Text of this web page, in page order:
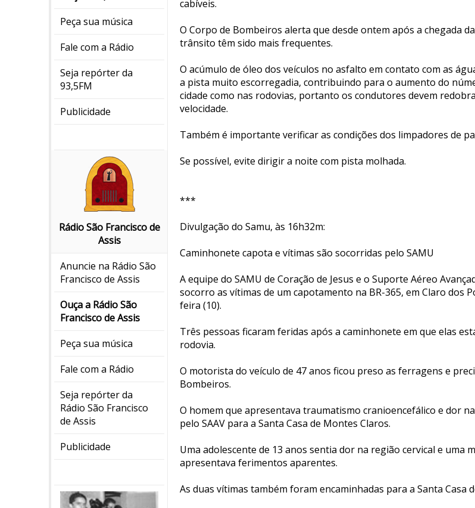
Peça sua música
Fale com a Rádio
Seja repórter da
93,5FM
Publicidade
Rádio São Francisco de
Assis
Anuncie na Rádio São
Francisco de Assis
Ouça a Rádio São
Francisco de Assis
Peça sua música
Fale com a Rádio
Seja repórter da
Rádio São Francisco
de Assis
Publicidade
cabíveis.
O Corpo de Bombeiros alerta que desde ontem após a chegada
trânsito têm sido mais frequentes.
O acúmulo de óleo dos veículos no asfalto em contato com as
a pista muito escorregadia, contribuindo para o aumento do
cidade como nas rodovias, portanto os condutores devem
velocidade.
Também é importante verificar as condições dos limpadores de
Se possível, evite dirigir a noite com pista molhada.
***
Divulgação do Samu, às 16h32m:
Caminhonete capota e vítimas são socorridas pelo SAMU
A equipe do SAMU de Coração de Jesus e o Suporte Aéreo
socorro as vítimas de um capotamento na BR-365, em Claro dos
feira (10).
Três pessoas ficaram feridas após a caminhonete em que elas
rodovia.
O motorista do veículo de 47 anos ficou preso as ferragens e
Bombeiros.
O homem que apresentava traumatismo cranioencefálico e dor
pelo SAAV para a Santa Casa de Montes Claros.
Uma adolescente de 13 anos sentia dor na região cervical e uma
apresentava ferimentos aparentes.
As duas vítimas também foram encaminhadas para a Santa Casa